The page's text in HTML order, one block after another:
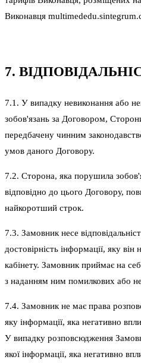
Виконавця
7.
7.1. У випадку невиконання або
зобов'язань за Договором,
передбачену чинним
умов даного Договору.
7.2. Сторона, яка порушила
відповідно до цього Договору,
найкоротший строк.
7.3. Замовник несе
достовірність інформації, яку
кабінету. Замовник приймає на
з наданням ним помилкових або
7.4. Замовник не має права
яку інформації, яка негативно
У випадку розповсюдження
якої інформації, яка негативно